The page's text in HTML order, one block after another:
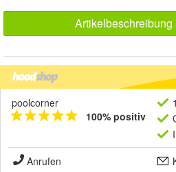
Artikelbeschreibung
poolcorner
100% positiv
Anrufen